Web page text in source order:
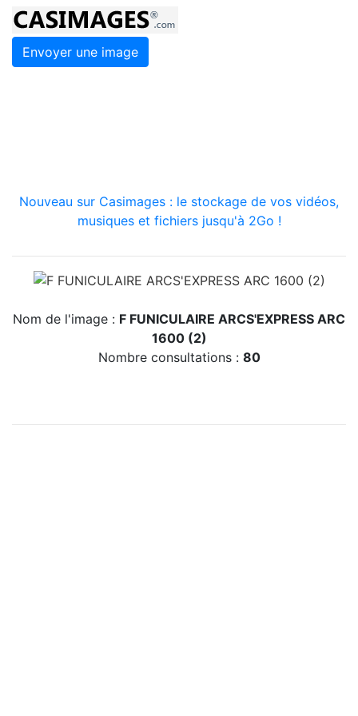
Envoyer une image
Nouveau sur Casimages : le stockage de vos vidéos,
musiques et fichiers jusqu'à 2Go !
Nom de l'image : F FUNICULAIRE ARCS'EXPRESS ARC
1600 (2)
Nombre consultations : 80